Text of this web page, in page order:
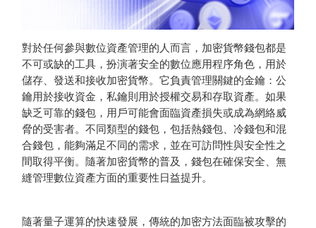
對於任何參與數位資產管理的人而言，加密貨幣錢包都是
不可或缺的工具，扮演著安全的數位應用程序角色，用於
儲存、發送和接收加密貨幣。它負責管理關鍵的金鑰：公
鑰用於接收資金，私鑰則用於授權交易和存取資產。如果
缺乏可靠的錢包，用戶可能會面臨資產損失或成為網絡威
脅的受害者。不同類型的錢包，包括熱錢包、冷錢包和混
合錢包，能夠滿足不同的需求，並在可訪問性與安全性之
間取得平衡。隨著加密貨幣的普及，錢包在確保安全、無
縫管理數位資產方面的重要性日益提升。
隨著量子運算的快速發展，傳統的加密方法面臨被攻擊的